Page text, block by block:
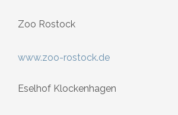
Zoo Rostock
www.zoo-rostock.de
Eselhof Klockenhagen